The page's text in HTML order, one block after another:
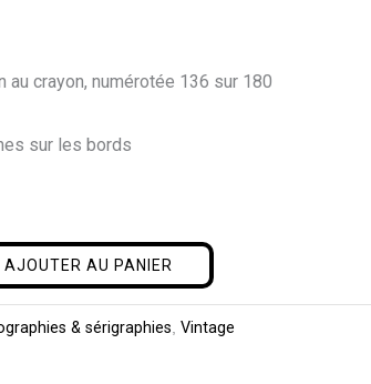
au crayon, numérotée 136 sur 180
sur les bords
AJOUTER AU PANIER
& sérigraphies ,Vintage